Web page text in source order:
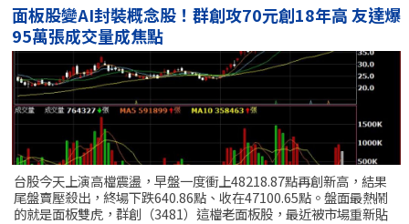
面板股變AI封裝概念股！群創攻70元創18年高 友達爆
95萬張成交量成焦點
台股今天上演高檔震盪，早盤一度衝上48218.87點再創新高，結果
尾盤賣壓殺出，終場下跌640.86點、收在47100.65點。盤面最熱鬧
的就是面板雙虎，群創（3481）這檔老面板股，最近被市場重新貼